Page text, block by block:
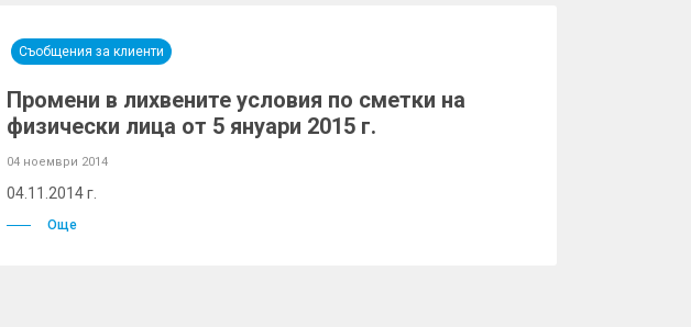
Съобщения за клиенти
Промени в лихвените условия по сметки на
физически лица от 5 януари 2015 г.
04 ноември 2014
04.11.2014 г.
Още